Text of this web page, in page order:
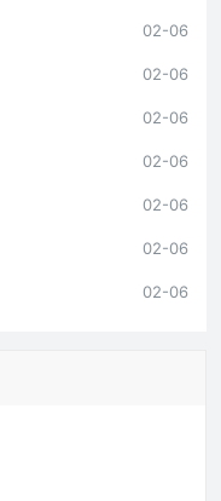
02-06
02-06
02-06
02-06
02-06
02-06
02-06